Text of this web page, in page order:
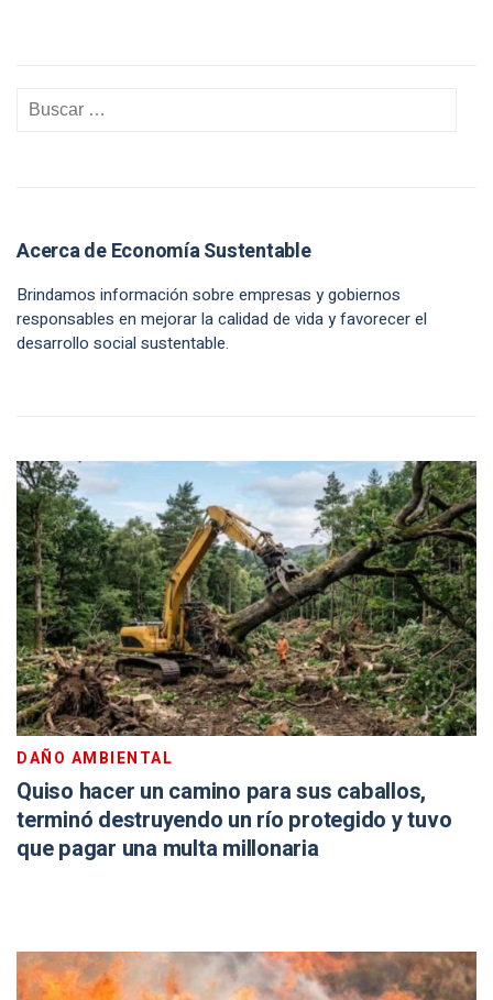
Acerca de Economía Sustentable
Brindamos información sobre empresas y gobiernos
responsables en mejorar la calidad de vida y favorecer el
desarrollo social sustentable.
DAÑO AMBIENTAL
Quiso hacer un camino para sus caballos,
terminó destruyendo un río protegido y tuvo
que pagar una multa millonaria